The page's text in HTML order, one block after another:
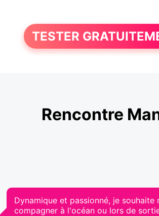
TESTER
Rencontre
Dynamique et passionné, je
compagner à l'océan ou lors de